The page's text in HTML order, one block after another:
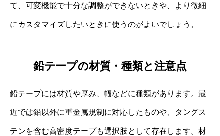
て、可変機能で十分な調整ができないときや、より微細
にカスタマイズしたいときに使うのがよいでしょう。
鉛テープの材質・種類と注意点
鉛テープには材質や厚み、幅などに種類があります。最
近では鉛以外に重金属規制に対応したものや、タングス
テンを含む高密度テープも選択肢として存在します。材